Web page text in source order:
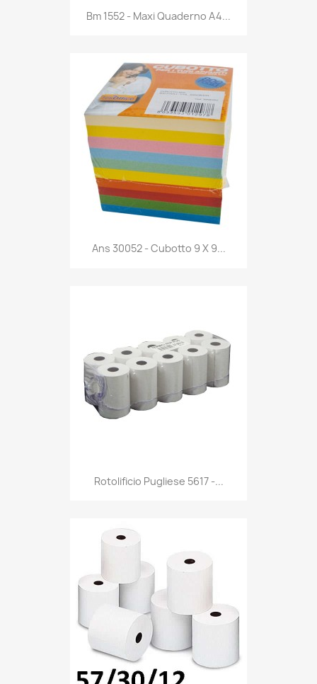
Anteprima
Bm 1552 - Maxi Quaderno A4...
Anteprima
Ans 30052 - Cubotto 9 X 9...
Anteprima
Rotolificio Pugliese 5617 -...